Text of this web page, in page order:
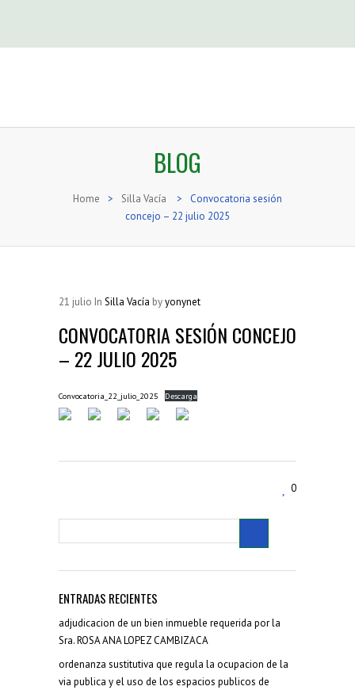
BLOG
Home > Silla Vacía >
Convocatoria sesión
concejo – 22 julio 2025
21 julio In Silla Vacía byyonynet
CONVOCATORIA SESIÓN CONCEJO
– 22 JULIO 2025
Convocatoria_22_julio_2025 Descarga
0
ENTRADAS RECIENTES
adjudicacion de un bien inmueble requerida por la
Sra. ROSA ANA LOPEZ CAMBIZACA
ordenanza sustitutiva que regula la ocupacion de la
via publica y el uso de los espacios publicos de